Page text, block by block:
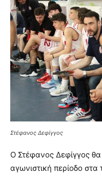
Στέφανος Δεφίγγος
Ο Στέφανος Δεφίγγος θα
αγωνιστική περίοδο